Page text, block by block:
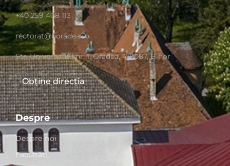
+40 259 408 113
rectorat@uoradea.ro
Str. Universităţii nr. 1, Oradea, 410087, Bihor
Obține direcția
Despre
Despre noi
Facultăți